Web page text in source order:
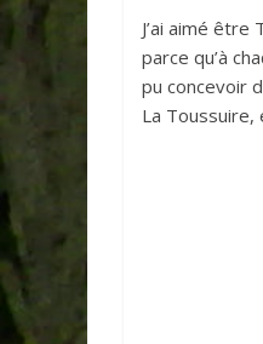
J’ai aimé
parce qu’à
pu concevoir
La